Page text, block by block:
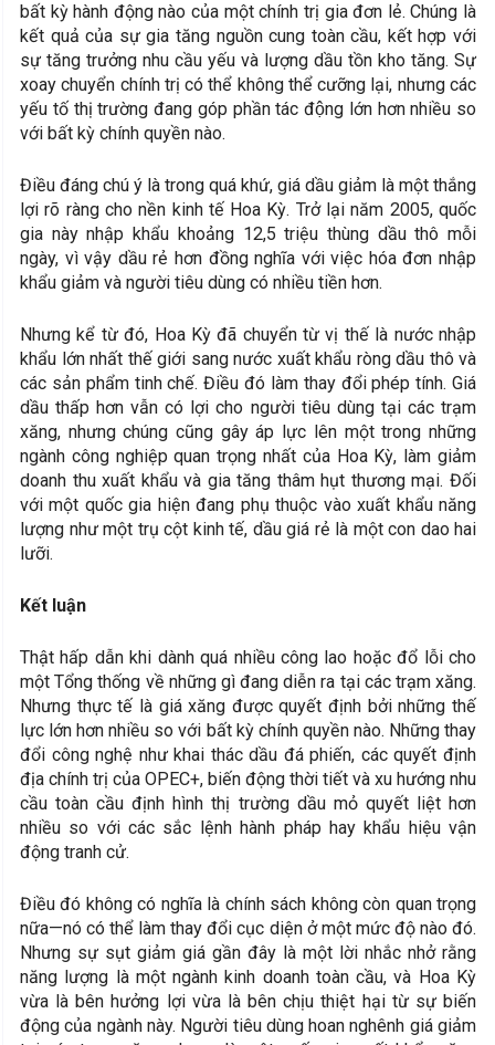
bất kỳ hành động nào của một chính trị gia đơn lẻ. Chúng là
kết quả của sự gia tăng nguồn cung toàn cầu, kết hợp với
sự tăng trưởng nhu cầu yếu và lượng dầu tồn kho tăng. Sự
xoay chuyển chính trị có thể không thể cưỡng lại, nhưng các
yếu tố thị trường đang góp phần tác động lớn hơn nhiều so
với bất kỳ chính quyền nào.
Điều đáng chú ý là trong quá khứ, giá dầu giảm là một thắng
lợi rõ ràng cho nền kinh tế Hoa Kỳ. Trở lại năm 2005, quốc
gia này nhập khẩu khoảng 12,5 triệu thùng dầu thô mỗi
ngày, vì vậy dầu rẻ hơn đồng nghĩa với việc hóa đơn nhập
khẩu giảm và người tiêu dùng có nhiều tiền hơn.
Nhưng kể từ đó, Hoa Kỳ đã chuyển từ vị thế là nước nhập
khẩu lớn nhất thế giới sang nước xuất khẩu ròng dầu thô và
các sản phẩm tinh chế. Điều đó làm thay đổi phép tính. Giá
dầu thấp hơn vẫn có lợi cho người tiêu dùng tại các trạm
xăng, nhưng chúng cũng gây áp lực lên một trong những
ngành công nghiệp quan trọng nhất của Hoa Kỳ, làm giảm
doanh thu xuất khẩu và gia tăng thâm hụt thương mại. Đối
với một quốc gia hiện đang phụ thuộc vào xuất khẩu năng
lượng như một trụ cột kinh tế, dầu giá rẻ là một con dao hai
lưỡi.
Kết luận
Thật hấp dẫn khi dành quá nhiều công lao hoặc đổ lỗi cho
một Tổng thống về những gì đang diễn ra tại các trạm xăng.
Nhưng thực tế là giá xăng được quyết định bởi những thế
lực lớn hơn nhiều so với bất kỳ chính quyền nào. Những thay
đổi công nghệ như khai thác dầu đá phiến, các quyết định
địa chính trị của OPEC+, biến động thời tiết và xu hướng nhu
cầu toàn cầu định hình thị trường dầu mỏ quyết liệt hơn
nhiều so với các sắc lệnh hành pháp hay khẩu hiệu vận
động tranh cử.
Điều đó không có nghĩa là chính sách không còn quan trọng
nữa—nó có thể làm thay đổi cục diện ở một mức độ nào đó.
Nhưng sự sụt giảm giá gần đây là một lời nhắc nhở rằng
năng lượng là một ngành kinh doanh toàn cầu, và Hoa Kỳ
vừa là bên hưởng lợi vừa là bên chịu thiệt hại từ sự biến
động của ngành này. Người tiêu dùng hoan nghênh giá giảm